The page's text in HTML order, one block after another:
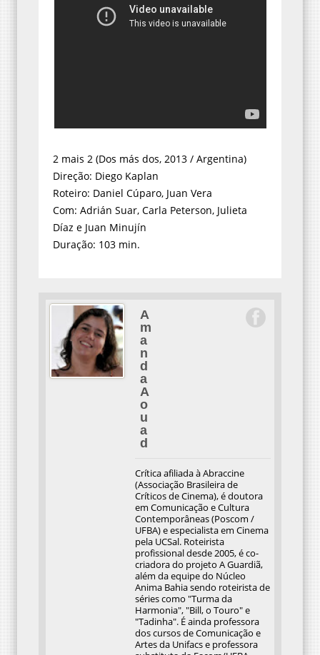
2 mais 2 (Dos más dos, 2013 / Argentina)
Direção: Diego Kaplan
Roteiro: Daniel Cúparo, Juan Vera
Com: Adrián Suar, Carla Peterson, Julieta
Díaz e Juan Minujín
Duração: 103 min.
A
m
a
n
d
a
A
o
u
a
d
Crítica afiliada à Abraccine
(Associação Brasileira de
Críticos de Cinema), é doutora
em Comunicação e Cultura
Contemporâneas (Poscom /
UFBA) e especialista em Cinema
pela UCSal. Roteirista
profissional desde 2005, é co-
criadora do projeto A Guardiã,
além da equipe do Núcleo
Anima Bahia sendo roteirista de
séries como "Turma da
Harmonia", "Bill, o Touro" e
"Tadinha". É ainda professora
dos cursos de Comunicação e
Artes da Unifacs e professora